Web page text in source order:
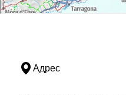
Адрес